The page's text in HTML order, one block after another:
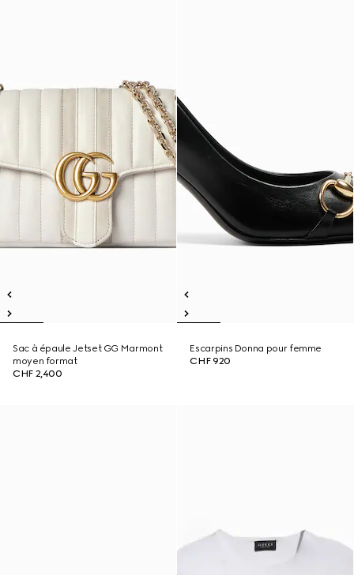
Sac à épaule Jetset GG Marmont
moyen format
CHF 2,400
Escarpins Donna pour femme
CHF 920